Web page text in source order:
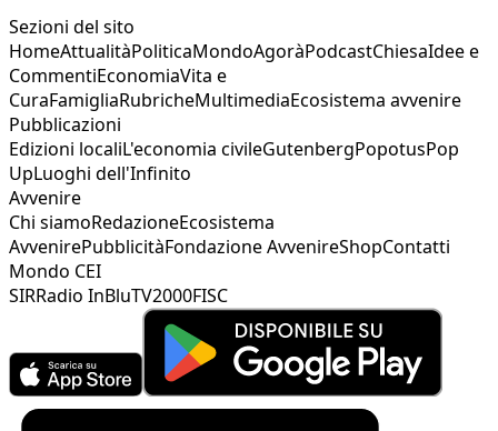
Sezioni del sito
HomeAttualitàPoliticaMondoAgoràPodcastChiesaIdee e
CommentiEconomiaVita e
CuraFamigliaRubricheMultimediaEcosistema avvenire
Pubblicazioni
Edizioni localiL'economia civileGutenbergPopotusPop
UpLuoghi dell'Infinito
Avvenire
Chi siamoRedazioneEcosistema
AvvenirePubblicitàFondazione AvvenireShopContatti
Mondo CEI
SIRRadio InBluTV2000FISC